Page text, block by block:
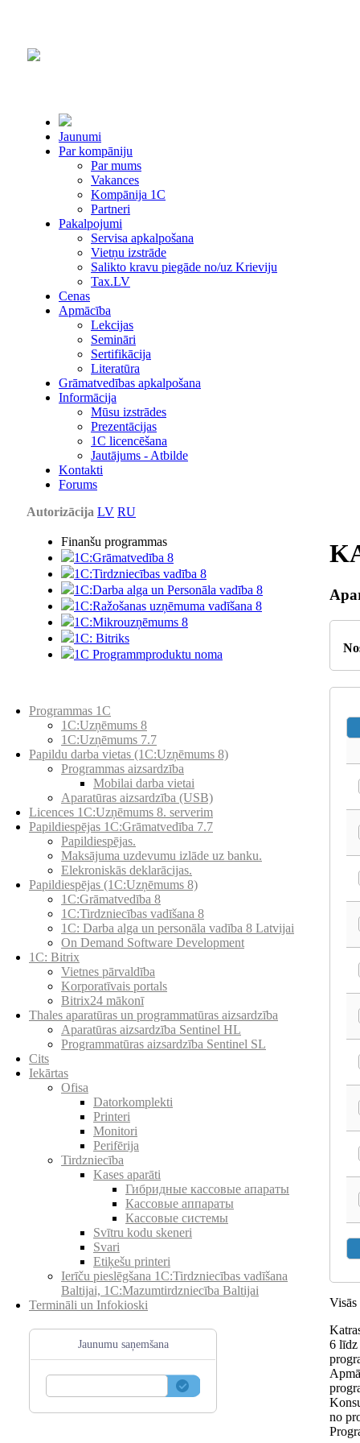
Jaunumi
Par kompāniju
Par mums
Vakances
Kompānija 1С
Partneri
Pakalpojumi
Servisa apkalpošana
Vietņu izstrāde
Salikto kravu piegāde no/uz Krieviju
Tax.LV
Cenas
Apmācība
Lekcijas
Semināri
Sertifikācija
Literatūra
Grāmatvedības apkalpošana
Informācija
Mūsu izstrādes
Prezentācijas
1С licencēšana
Jautājums - Atbilde
Kontakti
Forums
Autorizācija LV RU
Finanšu programmas
1C:Grāmatvedība 8
1C:Tirdzniecības vadība 8
1C:Darba alga un Personāla vadība 8
1C:Ražošanas uzņēmuma vadīšana 8
1С:Мikrouzņēmums 8
1C: Bitriks
1C Programmproduktu noma
Programmas 1C
1C:Uzņēmums 8
1C:Uzņēmums 7.7
Papildu darba vietas (1C:Uzņēmums 8)
Programmas aizsardzība
Mobilai darba vietai
Aparatūras aizsardzība (USB)
Licences 1C:Uzņēmums 8. serverim
Papildiespējas 1C:Grāmatvedība 7.7
Papildiespējas.
Maksājuma uzdevumu izlāde uz banku.
Elekroniskās deklarācijas.
Papildiespējas (1C:Uzņēmums 8)
1C:Grāmatvedība 8
1C:Tirdzniecības vadīšana 8
1С: Darba alga un personāla vadība 8 Latvijai
On Demand Software Development
1C: Bitrix
Vietnes pārvaldība
Korporatīvais portals
Bitrix24 mākonī
Thales aparatūras un programmatūras aizsardzība
Aparatūras aizsardzība Sentinel HL
Programmatūras aizsardzība Sentinel SL
Cits
Iekārtas
Ofisa
Datorkomplekti
Printeri
Monitori
Perifērija
Tirdzniecība
Kases aparāti
Гибридные кассовые апараты
Кассовые аппараты
Кассовые системы
Svītru kodu skeneri
Svari
Etiķešu printeri
Ierīču pieslēgšana 1C:Tirdzniecības vadīšana
Baltijai, 1C:Mazumtirdzniecība Baltijai
Termināli un Infokioski
Jaunumu saņemšana
Visās
6 līdz
no